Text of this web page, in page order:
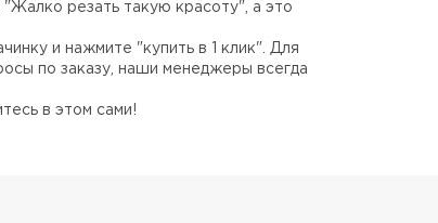
резать такую красоту", а это
и нажмите "купить в 1 клик". Для
по заказу, наши менеджеры всегда
в этом сами!